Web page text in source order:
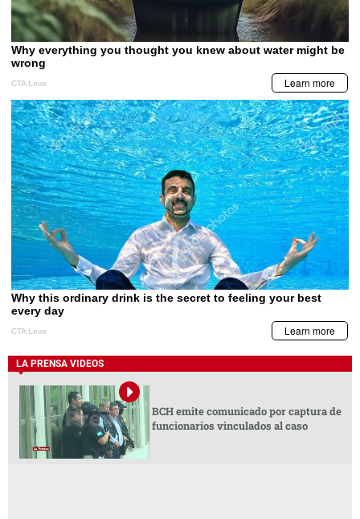
LA PRENSA VIDEOS
BCH emite comunicado por captura de
funcionarios vinculados al caso